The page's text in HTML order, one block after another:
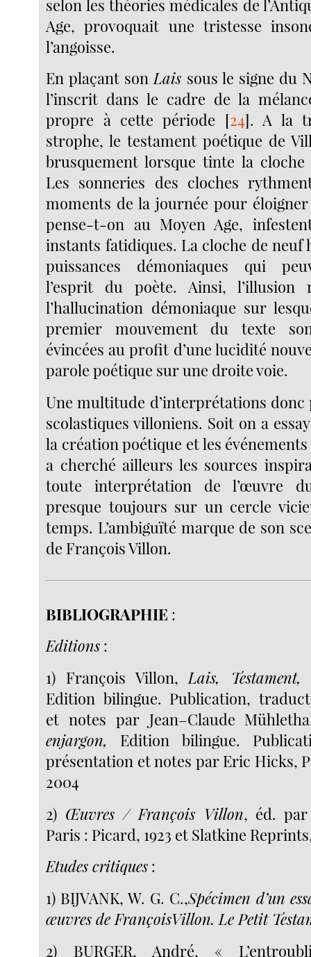
selon les théories médicales de
Age, provoquait une tristesse
l’angoisse.
En plaçant sonLais sous le signe du
l’inscrit dans le cadre de la
propre à cette période [24]. A la
strophe, le testament poétique de
brusquement lorsque tinte la cloche
Les sonneries des cloches
moments de la journée pour
pense-t-on au Moyen Age,
instants fatidiques. La cloche de neuf
puissances démoniaques qui
l’esprit du poète. Ainsi, l’illusion
l’hallucination démoniaque sur
premier mouvement du texte
évincées au profit d’une lucidité
parole poétique sur une droite voie.
Une multitude d’interprétations donc
scolastiques villoniens. Soit on a
la création poétique et les
a cherché ailleurs les sources
toute interprétation de l’œuvre
presque toujours sur un cercle
temps. L’ambiguïté marque de son
de François Villon.
BIBLIOGRAPHIE :
Editions :
1) François Villon,Lais, Testament,
Edition bilingue. Publication,
et notes par Jean–Claude
enjargon,
Edition bilingue.
présentation et notes par Eric Hicks,
2004
2) Œuvres / François Villon, éd. par
Paris : Picard, 1923 et Slatkine
Etudes critiques :
1) BIJVANK, W. G. C.,Spécimen d’un
œuvres de FrançoisVillon. Le Petit
2) BURGER, André, «